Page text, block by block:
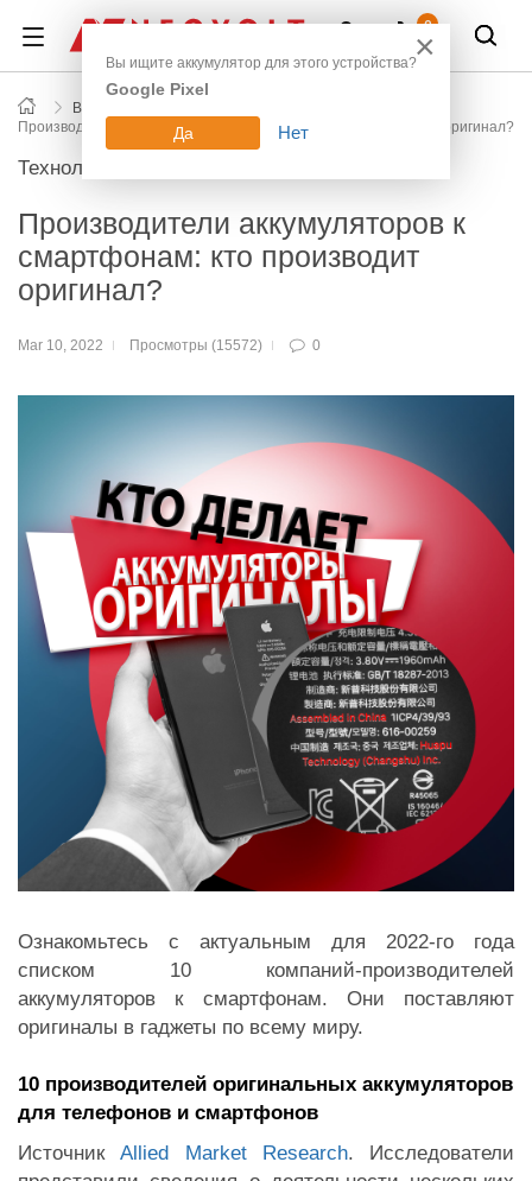
0
Все новости блога
Производители аккумуляторов к смартфонам: кто производит оригинал?
Технологии
Производители аккумуляторов к
смартфонам: кто производит
оригинал?
Mar 10, 2022 Просмотры (15572) 0
Ознакомьтесь с актуальным для 2022-го года
списком 10 компаний-производителей
аккумуляторов к смартфонам. Они поставляют
оригиналы в гаджеты по всему миру.
10 производителей оригинальных аккумуляторов
для телефонов и смартфонов
ИсточникAllied Market Research. Исследователи
×
Вы ищите аккумулятор для этого устройства?
Google Pixel
Да Нет